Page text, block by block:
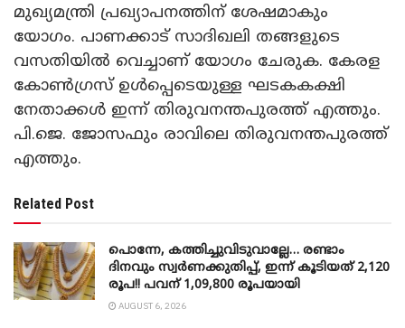
മുഖ്യമന്ത്രി പ്രഖ്യാപനത്തിന് ശേഷമാകും
യോഗം. പാണക്കാട് സാദിഖലി തങ്ങളുടെ
വസതിയിൽ വെച്ചാണ് യോഗം ചേരുക. കേരള
കോൺഗ്രസ് ഉൾപ്പെടെയുള്ള ഘടകകക്ഷി
നേതാക്കൾ ഇന്ന് തിരുവനന്തപുരത്ത് എത്തും.
പി.ജെ. ജോസഫും രാവിലെ തിരുവനന്തപുരത്ത്
എത്തും.
Related Post
പൊന്നേ, കത്തിച്ചുവിടുവാല്ലേ… രണ്ടാം
ദിനവും സ്വർണക്കുതിപ്പ്, ഇന്ന് കൂടിയത് 2,120
രൂപ!! പവന് 1,09,800 രൂപയായി
AUGUST 6, 2026